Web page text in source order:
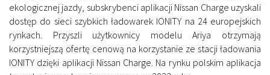
ekologicznej jazdy, subskrybenci aplikacji Nissan Charge uzyskali
dostęp do sieci szybkich ładowarek IONITY na 24 europejskich
rynkach. Przyszli użytkownicy modelu Ariya otrzymają
korzystniejszą ofertę cenową na korzystanie ze stacji ładowania
IONITY dzięki aplikacji Nissan Charge. Na rynku polskim aplikacja